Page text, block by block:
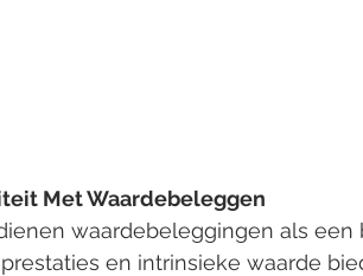
Met Waardebeleggen
waardebeleggingen als een
en intrinsieke waarde